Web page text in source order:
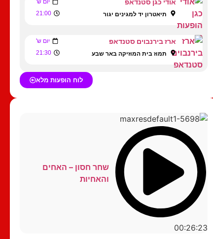
אודי כגן סטנדאפ יום ש'
תיאטרון יד למגינים יגור 21:00
ארז בירנבוים סטנדאפ יום ש'
תמוז בית המוזיקה באר שבע 21:30
לוח הופעות מלא
00:26:23
שחר חסון – האחים
והאחיות